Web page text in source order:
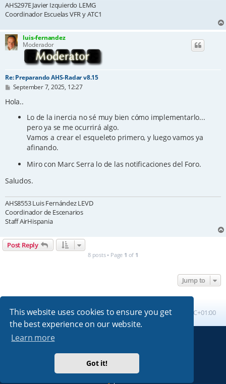
This website uses cookies to ensure you get
the best experience on our website.
Learn more
Got it!
AHS297E Javier Izquierdo LEMG
Coordinador Escuelas VFR y ATC1
luis-fernandez
Moderador
Re: Preparando AHS-Radar v8.15
P
s
September 7, 2025, 12:27
Hola..
Lo de la inercia no sé muy bien cómo implementarlo...
pero ya se me ocurrirá algo.
Vamos a crear el esqueleto primero, y luego vamos ya
afinando.
Miro con Marc Serra lo de las notificaciones del Foro.
Saludos.
AHS8553 Luis Fernández LEVD
Coordinador de Escenarios
Staff AirHispania
Post Reply
8 posts • Page 1 of 1
Jump to
Board index All times are UTC+01:00
Absolution style by
Premium phpBB Styles